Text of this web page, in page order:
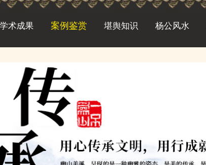
学术成果 案例鉴赏 堪舆知识 杨公风水